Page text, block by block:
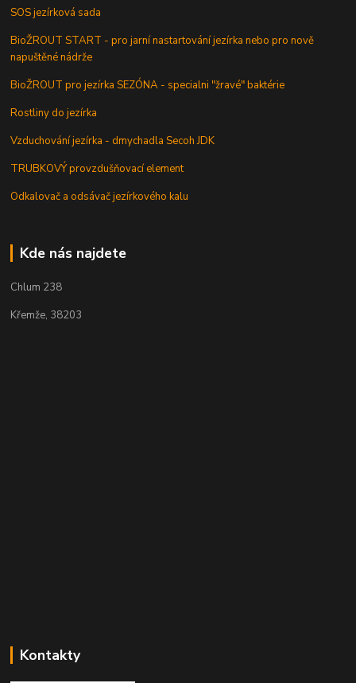
SOS jezírková sada
BioŽROUT START - pro jarní nastartování jezírka nebo pro nově
napuštěné nádrže
BioŽROUT pro jezírka SEZÓNA - specialni "žravé" baktérie
Rostliny do jezírka
Vzduchování jezírka - dmychadla Secoh JDK
TRUBKOVÝ provzdušňovací element
Odkalovač a odsávač jezírkového kalu
Kde nás najdete
Chlum 238
Křemže, 38203
Kontakty